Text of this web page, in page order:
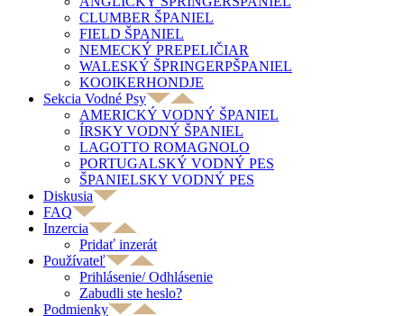
CLUMBER ŠPANIEL
FIELD ŠPANIEL
NEMECKÝ PREPELIČIAR
WALESKÝ ŠPRINGERPŠPANIEL
KOOIKERHONDJE
Sekcia Vodné Psy
AMERICKÝ VODNÝ ŠPANIEL
ÍRSKY VODNÝ ŠPANIEL
LAGOTTO ROMAGNOLO
PORTUGALSKÝ VODNÝ PES
ŠPANIELSKY VODNÝ PES
Diskusia
FAQ
Inzercia
Pridať inzerát
Používateľ
Prihlásenie/ Odhlásenie
Zabudli ste heslo?
Podmienky